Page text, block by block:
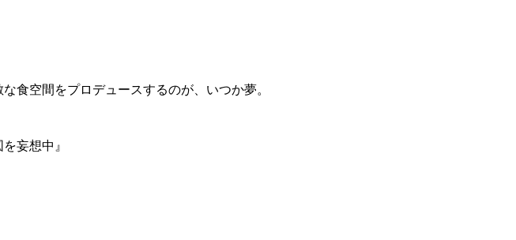
食空間をプロデュースするのが、いつか夢。
妄想中』